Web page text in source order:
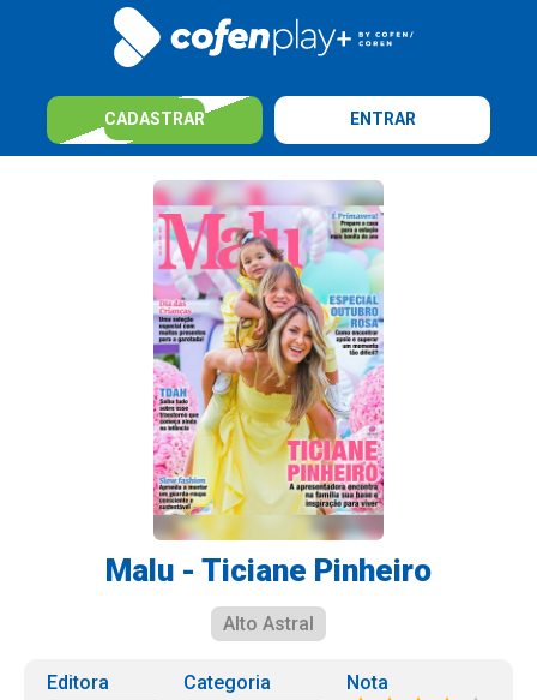
CADASTRAR ENTRAR
Malu - Ticiane Pinheiro
Alto Astral
Editora
Categoria
Nota